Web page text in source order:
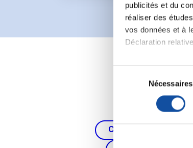
publicités et du
réaliser des
vos données et à
Déclaration
Si vous le
Collecter
digitales).
. Vous
c
t
Nécessaires
Cancer du